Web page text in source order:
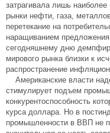
затрагивала лишь
рынки нефти, газа,
перетекание на
наращиванием
сегодняшнему дню
мирового рынка близки к
распространение
Американские власти
стимулирует подъем
конкурентоспособность
курса доллара. Но в
промышленности в ВВП не